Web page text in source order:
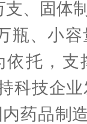
、固体
瓶、小
依托，
技企业
药品制